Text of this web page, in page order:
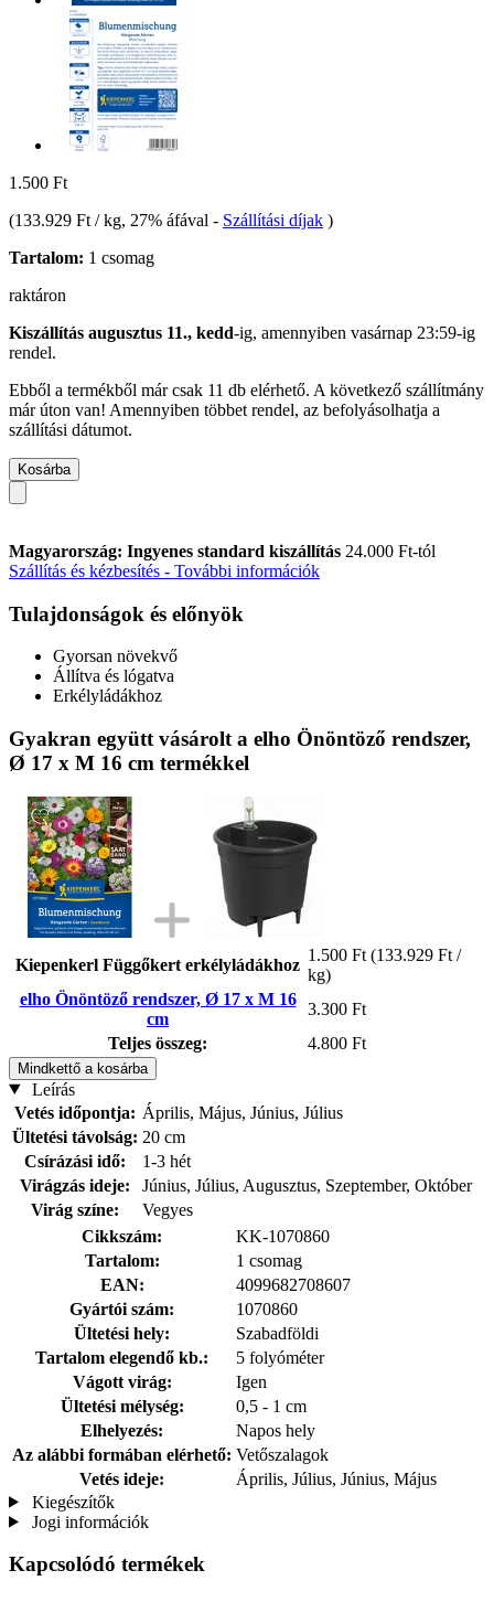
1.500 Ft
(133.929 Ft / kg, 27% áfával - Szállítási díjak )
Tartalom: 1 csomag
raktáron
Kiszállítás augusztus 11., kedd-ig, amennyiben vasárnap 23:59-ig
rendel.
Ebből a termékből már csak 11 db elérhető. A következő szállítmány
már úton van! Amennyiben többet rendel, az befolyásolhatja a
szállítási dátumot.
Kosárba
Magyarország: Ingyenes standard kiszállítás 24.000 Ft-tól
Szállítás és kézbesítés - További információk
Tulajdonságok és előnyök
Gyorsan növekvő
Állítva és lógatva
Erkélyládákhoz
Gyakran együtt vásárolt a elho Önöntöző rendszer,
Ø 17 x M 16 cm termékkel
Kiepenkerl Függőkert erkélyládákhoz
1.500 Ft (133.929 Ft /
kg)
elho Önöntöző rendszer, Ø 17 x M 16
cm
3.300 Ft
Teljes összeg:
4.800 Ft
Mindkettő a kosárba
Leírás
Vetés időpontja: Április, Május, Június, Július
Ültetési távolság: 20 cm
Csírázási idő:
1-3 hét
Virágzás ideje:
Június, Július, Augusztus, Szeptember, Október
Virág színe:
Vegyes
Cikkszám:
KK-1070860
Tartalom:
1 csomag
EAN:
4099682708607
Gyártói szám:
1070860
Ültetési hely:
Szabadföldi
Tartalom elegendő kb.:
5 folyóméter
Vágott virág:
Igen
Ültetési mélység:
0,5 - 1 cm
Elhelyezés:
Napos hely
Az alábbi formában elérhető: Vetőszalagok
Vetés ideje:
Április, Július, Június, Május
Kiegészítők
Jogi információk
Kapcsolódó termékek